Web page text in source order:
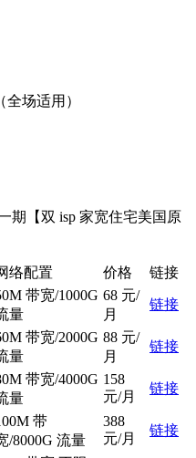
（全场适用）
期【双 isp 家宽住宅美国原
络配置 价格 链接
带宽/1000G
量
68 元/
月
链接
带宽/2000G
量
88 元/
月
链接
带宽/4000G
量
158
元/月
链接
带
/8000G 流量
388
元/月
链接